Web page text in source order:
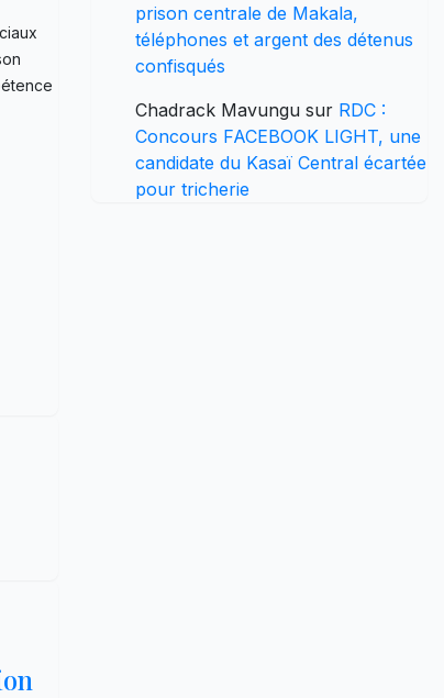
prison centrale de Makala,
téléphones et argent des détenus
confisqués
Chadrack Mavungu sur RDC :
Concours FACEBOOK LIGHT, une
candidate du Kasaï Central écartée
pour tricherie